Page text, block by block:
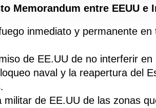
Memorandum entre EEUU
inmediato y permanente
de EE.UU de no interferir
naval y la reapertura del
militar de EE.UU de las zonas